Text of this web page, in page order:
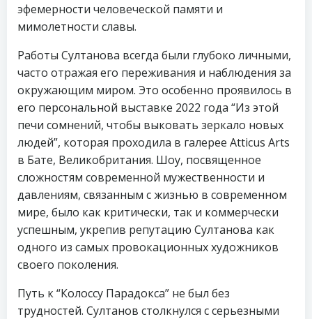
эфемерности человеческой памяти и
мимолетности славы.
Работы Султанова всегда были глубоко личными,
часто отражая его переживания и наблюдения за
окружающим миром. Это особенно проявилось в
его персональной выставке 2022 года “Из этой
печи сомнений, чтобы выковать зеркало новых
людей”, которая проходила в галерее Atticus Arts
в Бате, Великобритания. Шоу, посвященное
сложностям современной мужественности и
давлениям, связанным с жизнью в современном
мире, было как критически, так и коммерчески
успешным, укрепив репутацию Султанова как
одного из самых провокационных художников
своего поколения.
Путь к “Колоссу Парадокса” не был без
трудностей. Султанов столкнулся с серьезными